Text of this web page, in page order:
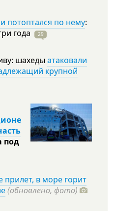
потоптался по нему:
года 29
шахеды атаковали
крупной
под
прилет, в море горит
(обновлено, фото)